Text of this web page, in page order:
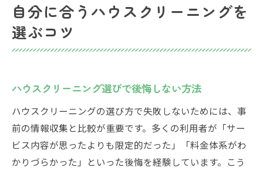
び方
増加傾向にあるハウスクリーニング利用者の特
徴
ド
市場調査で読み解く利用者の変化
共働き世帯に増えるハウスクリーニング需
要
衛生志向の高まりと利用者層の幅広さ
自分に合うハウスクリーニングを
選ぶコツ
ハウスクリーニング選びで後悔しない方法
ハウスクリーニングの選び方で失敗しないためには、事
前の情報収集と比較が重要です。多くの利用者が「サー
ビス内容が思ったよりも限定的だった」「料金体系がわ
かりづらかった」といった後悔を経験しています。こう